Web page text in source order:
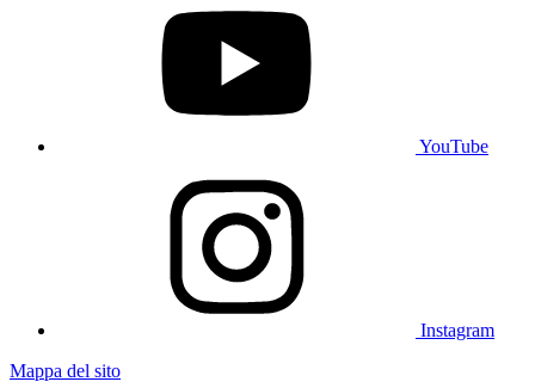
YouTube
Instagram
Mappa del sito